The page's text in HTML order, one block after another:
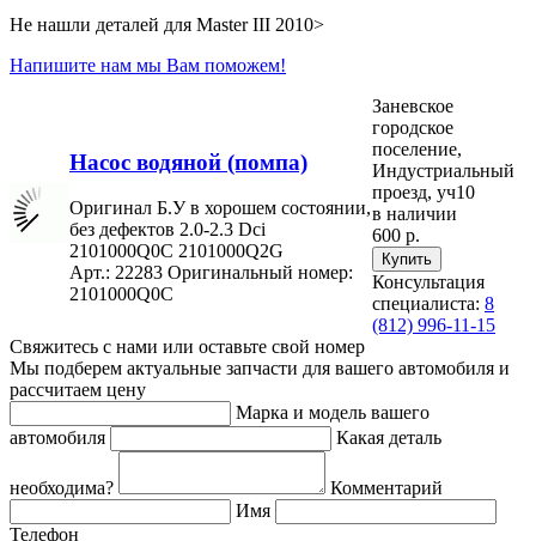
Не нашли деталей для Master III 2010>
Напишите нам мы Вам поможем!
Насос водяной (помпа)
Оригинал Б.У в хорошем состоянии,
без дефектов 2.0-2.3 Dci
2101000Q0C 2101000Q2G
Арт.: 22283 Оригинальный номер:
2101000Q0C
Заневское
городское
поселение,
Индустриальный
проезд, уч10
в наличии
600 р.
Консультация
специалиста: 8
(812) 996-11-15
Свяжитесь с нами или оставьте свой номер
Мы подберем актуальные запчасти для вашего автомобиля и
рассчитаем цену
Марка и модель вашего
автомобиля
Какая деталь
необходима?
Комментарий
Имя
Телефон